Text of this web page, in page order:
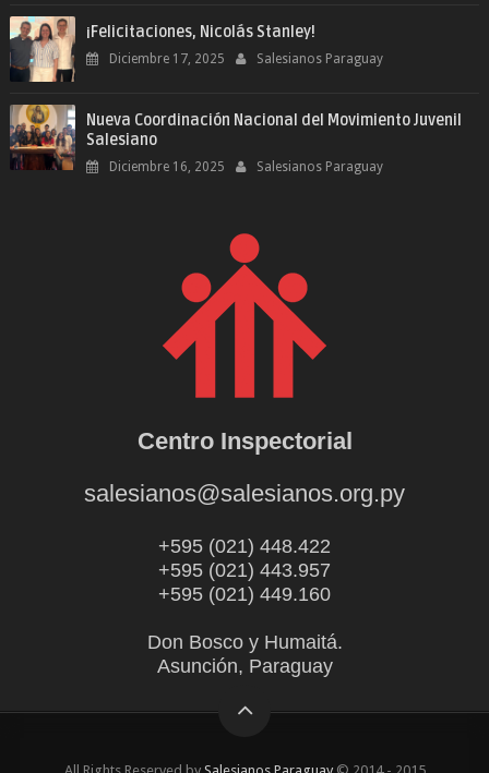
¡Felicitaciones, Nicolás Stanley!
Diciembre 17, 2025 Salesianos Paraguay
Nueva Coordinación Nacional del Movimiento Juvenil
Salesiano
Diciembre 16, 2025 Salesianos Paraguay
Centro Inspectorial
salesianos@salesianos.org.py
+595 (021) 448.422
+595 (021) 443.957
+595 (021) 449.160
Don Bosco y Humaitá.
Asunción, Paraguay